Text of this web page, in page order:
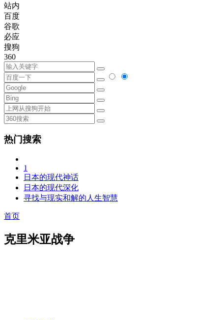
站内
百度
谷歌
必应
搜狗
360
热门搜索
1
日本的现代神话
日本的现代深化
寻找与现实和解的人生智慧
首页
克里米亚战争